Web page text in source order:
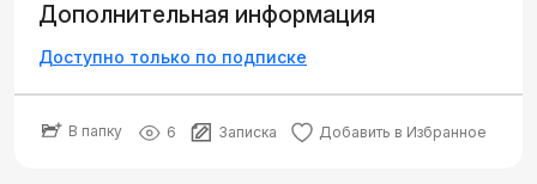
Дополнительная информация
Доступно только по подписке
В папку 6 Записка Добавить в Избранное